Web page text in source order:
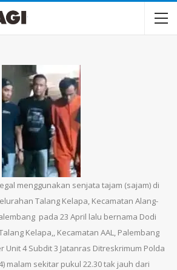
menggunakan senjata tajam (sajam) di
Talang Kelapa, Kecamatan Alang-
pada 23 April lalu bernama Dodi
Kelapa,, Kecamatan AAL, Palembang
Unit 4 Subdit 3 Jatanras Ditreskrimum Polda
malam sekitar pukul 22.30 tak jauh dari